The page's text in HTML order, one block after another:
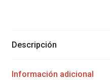
cantidad
Descripción
Información adicional